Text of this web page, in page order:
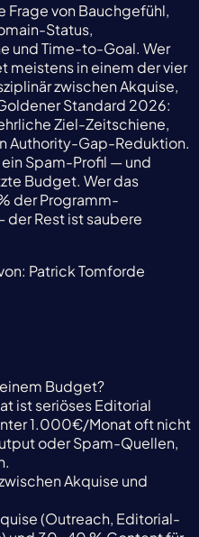
von Bauchgefühl,
Status,
und Time-to-Goal. Wer
meistens in einem der vier
zwischen Akquise,
Standard 2026:
Ziel-Zeitschiene,
Authority-Gap-Reduktion.
Spam-Profil — und
Budget. Wer das
der Programm-
Rest ist saubere
Patrick Tomforde
Budget?
ist seriöses Editorial
1.000€/Monat oft nicht
oder Spam-Quellen,
Akquise und
(Outreach, Editorial-